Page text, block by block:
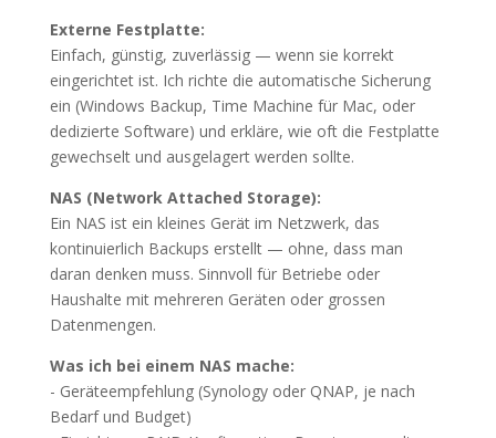
Externe Festplatte:
Einfach, günstig, zuverlässig — wenn sie korrekt
eingerichtet ist. Ich richte die automatische Sicherung
ein (Windows Backup, Time Machine für Mac, oder
dedizierte Software) und erkläre, wie oft die Festplatte
gewechselt und ausgelagert werden sollte.
NAS (Network Attached Storage):
Ein NAS ist ein kleines Gerät im Netzwerk, das
kontinuierlich Backups erstellt — ohne, dass man
daran denken muss. Sinnvoll für Betriebe oder
Haushalte mit mehreren Geräten oder grossen
Datenmengen.
Was ich bei einem NAS mache:
- Geräteempfehlung (Synology oder QNAP, je nach
Bedarf und Budget)